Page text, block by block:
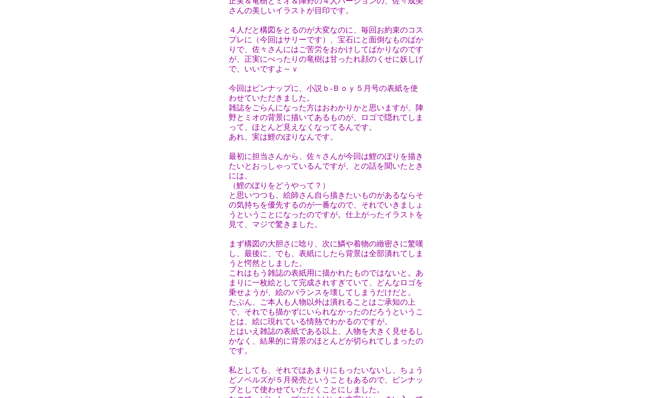
さんの美しいイラストが目印です。
４人だと構図をとるのが大変なのに、毎回お約束のコス
プレに（今回はサリーです）、宝石にと面倒なものばか
りで、佐々さんにはご苦労をおかけしてばかりなのです
が、正実にべったりの竜樹は甘ったれ顔のくせに妖しげ
で、いいですよ～ｖ
今回はピンナップに、小説ｂ‐Ｂｏｙ５月号の表紙を使
わせていただきました。
雑誌をごらんになった方はおわかりかと思いますが、陣
野とミオの背景に描いてあるものが、ロゴで隠れてしま
って、ほとんど見えなくなってるんです。
あれ、実は鯉のぼりなんです。
最初に担当さんから、佐々さんが今回は鯉のぼりを描き
たいとおっしゃっているんですが、との話を聞いたとき
には、
（鯉のぼりをどうやって？）
と思いつつも、絵師さん自ら描きたいものがあるならそ
の気持ちを優先するのが一番なので、それでいきましょ
うということになったのですが。仕上がったイラストを
見て、マジで驚きました。
まず構図の大胆さに唸り、次に鱗や着物の緻密さに驚嘆
し、最後に、でも、表紙にしたら背景は全部潰れてしま
うと愕然としました。
これはもう雑誌の表紙用に描かれたものではないと。あ
まりに一枚絵として完成されすぎていて、どんなロゴを
乗せようが、絵のバランスを壊してしまうだけだと。
たぶん、ご本人も人物以外は潰れることはご承知の上
で、それでも描かずにいられなかったのだろうというこ
とは、絵に現れている情熱でわかるのですが。
とはいえ雑誌の表紙である以上、人物を大きく見せるし
かなく、結果的に背景のほとんどが切られてしまったの
です。
私としても、それではあまりにもったいないし、ちょう
どノベルズが５月発売ということもあるので、ピンナッ
プとして使わせていただくことにしました。